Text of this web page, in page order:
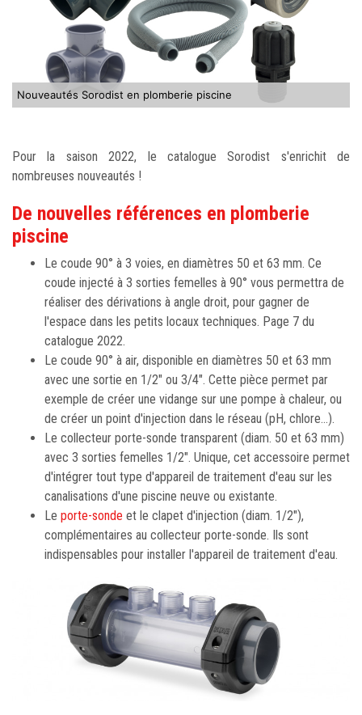
Nouveautés Sorodist en plomberie piscine
Pour la saison 2022, le catalogue Sorodist s'enrichit de
nombreuses nouveautés !
De nouvelles références en plomberie
piscine
Le coude 90° à 3 voies, en diamètres 50 et 63 mm. Ce
coude injecté à 3 sorties femelles à 90° vous permettra de
réaliser des dérivations à angle droit, pour gagner de
l'espace dans les petits locaux techniques. Page 7 du
catalogue 2022.
Le coude 90° à air, disponible en diamètres 50 et 63 mm
avec une sortie en 1/2" ou 3/4". Cette pièce permet par
exemple de créer une vidange sur une pompe à chaleur, ou
de créer un point d'injection dans le réseau (pH, chlore...).
Le collecteur porte-sonde transparent (diam. 50 et 63 mm)
avec 3 sorties femelles 1/2". Unique, cet accessoire permet
d'intégrer tout type d'appareil de traitement d'eau sur les
canalisations d'une piscine neuve ou existante.
Le porte-sonde et le clapet d'injection (diam. 1/2"),
complémentaires au collecteur porte-sonde. Ils sont
indispensables pour installer l'appareil de traitement d'eau.